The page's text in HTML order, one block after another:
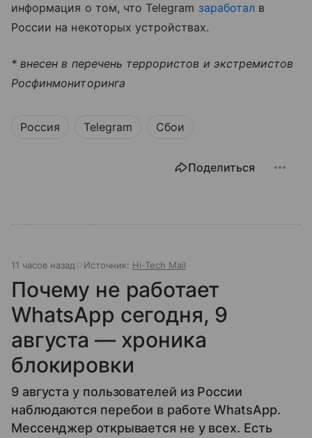
информация о том, что Telegram заработалв
России на некоторых устройствах.
* внесен в перечень террористов и экстремистов
Росфинмониторинга
Россия Telegram Сбои
Поделиться
11 часов назад Источник: Hi-Tech Mail
Почему не работает
WhatsApp сегодня, 9
августа — хроника
блокировки
9 августа у пользователей из России
наблюдаются перебои в работе WhatsApp.
Мессенджер открывается не у всех. Есть